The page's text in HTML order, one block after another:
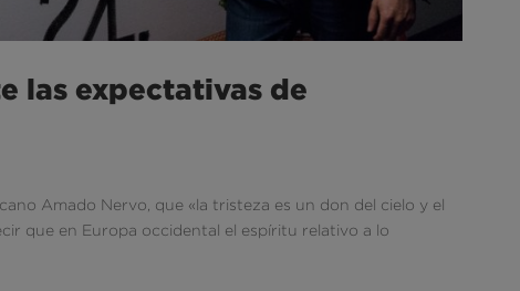
las expectativas de
Amado Nervo, que «la tristeza es un don del cielo y el
que en Europa occidental el espíritu relativo a lo